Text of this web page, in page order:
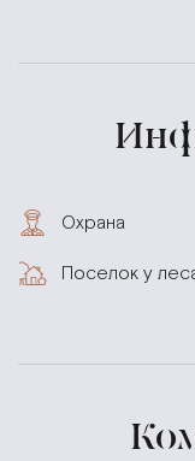
Охрана
Поселок у